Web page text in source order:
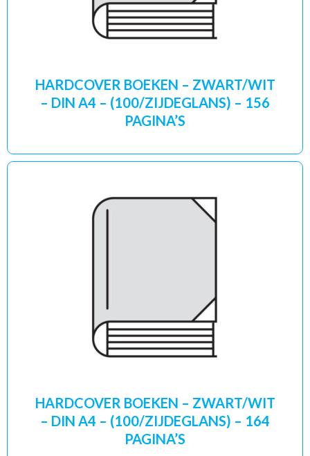
HARDCOVER BOEKEN – ZWART/WIT
– DIN A4 – (100/ZIJDEGLANS) – 156
PAGINA’S
HARDCOVER BOEKEN – ZWART/WIT
– DIN A4 – (100/ZIJDEGLANS) – 164
PAGINA’S